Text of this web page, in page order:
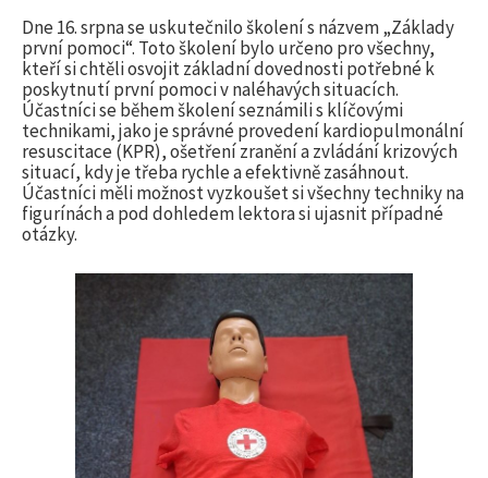
e
d
á
Dne 16. srpna se uskutečnilo školení s názvem „Základy
první pomoci“. Toto školení bylo určeno pro všechny,
kteří si chtěli osvojit základní dovednosti potřebné k
poskytnutí první pomoci v naléhavých situacích.
Účastníci se během školení seznámili s klíčovými
technikami, jako je správné provedení kardiopulmonální
resuscitace (KPR), ošetření zranění a zvládání krizových
situací, kdy je třeba rychle a efektivně zasáhnout.
Účastníci měli možnost vyzkoušet si všechny techniky na
figurínách a pod dohledem lektora si ujasnit případné
otázky.